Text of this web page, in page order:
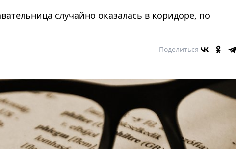
случайно оказалась в коридоре, по
Поделиться